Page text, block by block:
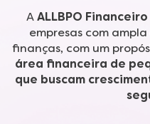
AALLBPO Financeiro
empresas com
finanças, com um
área financeira de
que buscam